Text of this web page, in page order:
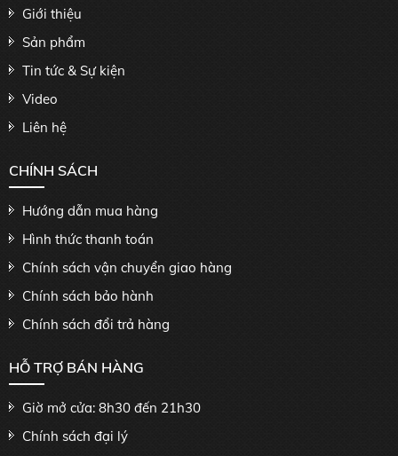
Giới thiệu
Sản phẩm
Tin tức & Sự kiện
Video
Liên hệ
CHÍNH SÁCH
Hướng dẫn mua hàng
Hình thức thanh toán
Chính sách vận chuyển giao hàng
Chính sách bảo hành
Chính sách đổi trả hàng
HỖ TRỢ BÁN HÀNG
Giờ mở cửa: 8h30 đến 21h30
Chính sách đại lý